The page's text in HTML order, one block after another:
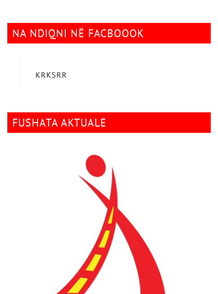
NA NDIQNI NË FACBOOOK
KRKSRR
FUSHATA AKTUALE